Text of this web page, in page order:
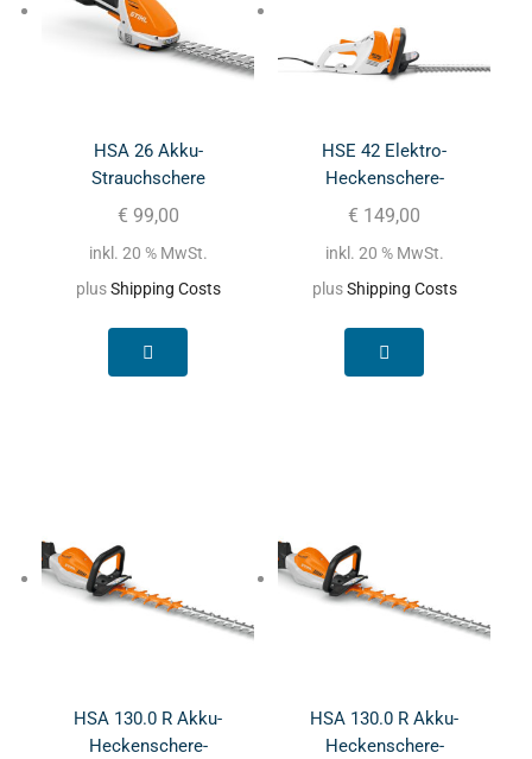
HSA 26 Akku-
Strauchschere
€ 99,00
inkl. 20 % MwSt.
plusShipping Costs
HSE 42 Elektro-
Heckenschere-
450mm/18Zoll
€ 149,00
inkl. 20 % MwSt.
plusShipping Costs
HSA 130.0 R Akku-
Heckenschere-
HSA 130.0 R Akku-
Heckenschere-